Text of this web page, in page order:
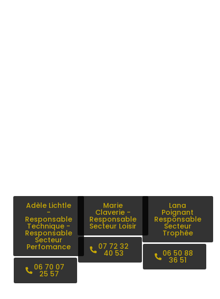
Adèle Lichtle
-
Responsable
Technique -
Responsable
Secteur
Perfomance
06 70 07
25 57
Marie
Claverie -
Responsable
Secteur Loisir
07 72 32
40 53
Lana
Poignant
Responsable
Secteur
Trophée
06 50 88
36 51